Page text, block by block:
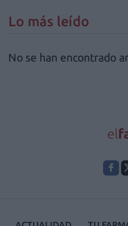
Lo más leído
No se han encontrado